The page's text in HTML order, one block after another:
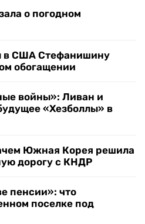
о погодном
в США Стефанишину
обогащении
войны»: Ливан и
«Хезболлы» в
Южная Корея решила
дорогу с КНДР
пенсии»: что
поселке под